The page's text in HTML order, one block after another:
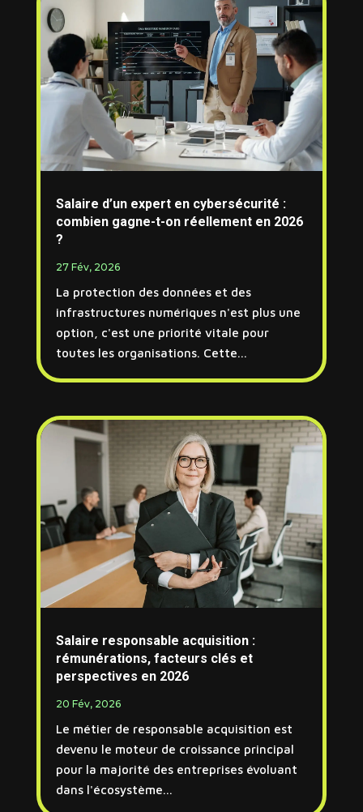
Salaire d’un expert en cybersécurité :
combien gagne-t-on réellement en 2026
?
27 Fév, 2026
La protection des données et des
infrastructures numériques n'est plus une
option, c'est une priorité vitale pour
toutes les organisations. Cette...
Salaire responsable acquisition :
rémunérations, facteurs clés et
perspectives en 2026
20 Fév, 2026
Le métier de responsable acquisition est
devenu le moteur de croissance principal
pour la majorité des entreprises évoluant
dans l'écosystème...